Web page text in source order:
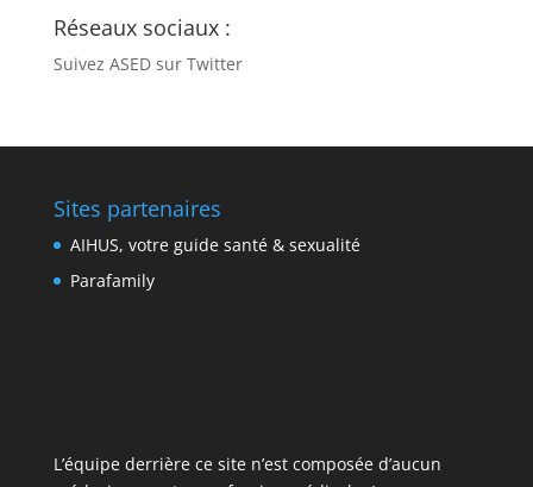
Réseaux sociaux :
Suivez ASED sur Twitter
Sites partenaires
AIHUS, votre guide santé & sexualité
Parafamily
L’équipe derrière ce site n’est composée d’aucun